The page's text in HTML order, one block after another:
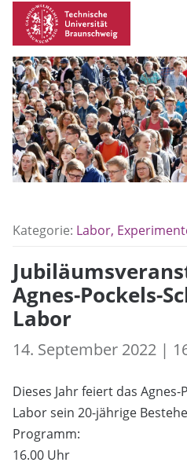
Kategorie: Labor,
Agnes-Pockels-
Labor
14. September 2022 |
Dieses Jahr feiert das
Labor sein 20-jährige
Programm:
16.00 Uhr